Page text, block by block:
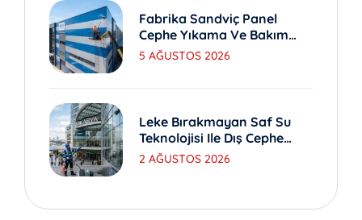
Fabrika Sandviç Panel
Cephe Yıkama Ve Bakım
Yöntemleri
5 AĞUSTOS 2026
Leke Bırakmayan Saf Su
Teknolojisi Ile Dış Cephe
Yıkama
2 AĞUSTOS 2026